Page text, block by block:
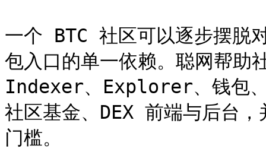
一个 BTC 社区可以逐步摆脱
包入口的单一依赖。聪网帮
Indexer、Explorer、钱包、
社区基金、DEX 前端与后台
门槛。